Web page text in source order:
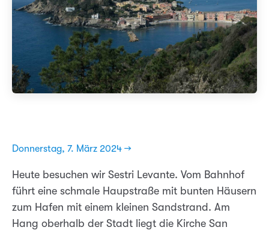
Donnerstag, 7. März 2024 →
Heute besuchen wir Sestri Levante. Vom Bahnhof
führt eine schmale Haupstraße mit bunten Häusern
zum Hafen mit einem kleinen Sandstrand. Am
Hang oberhalb der Stadt liegt die Kirche San